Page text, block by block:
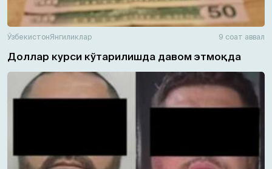
ЎзбекистонЯнгиликлар 9 соат аввал
Доллар курси кўтарилишда давом этмоқда